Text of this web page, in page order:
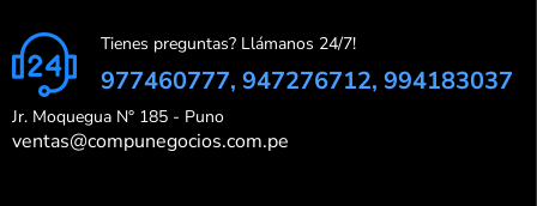
Tienes preguntas? Llámanos 24/7!
977460777, 947276712, 994183037
Jr. Moquegua N° 185 - Puno
ventas@compunegocios.com.pe